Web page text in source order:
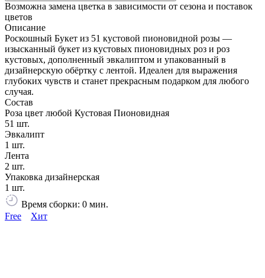
Возможна замена цветка в зависимости от сезона и поставок
цветов
Описание
Роскошный Букет из 51 кустовой пионовидной розы —
изысканный букет из кустовых пионовидных роз и роз
кустовых, дополненный эвкалиптом и упакованный в
дизайнерскую обёртку с лентой. Идеален для выражения
глубоких чувств и станет прекрасным подарком для любого
случая.
Состав
Роза цвет любой Кустовая Пионовидная
51 шт.
Эвкалипт
1 шт.
Лента
2 шт.
Упаковка дизайнерская
1 шт.
Время сборки: 0 мин.
Free
Хит